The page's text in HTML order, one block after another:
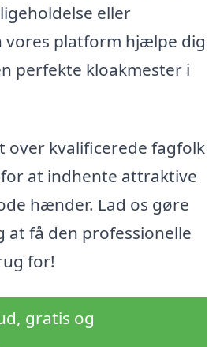
eller
vores platform hjælpe dig
perfekte kloakmester i
over kvalificerede fagfolk
at indhente attraktive
hænder. Lad os gøre
at få den professionelle
for!
gratis og